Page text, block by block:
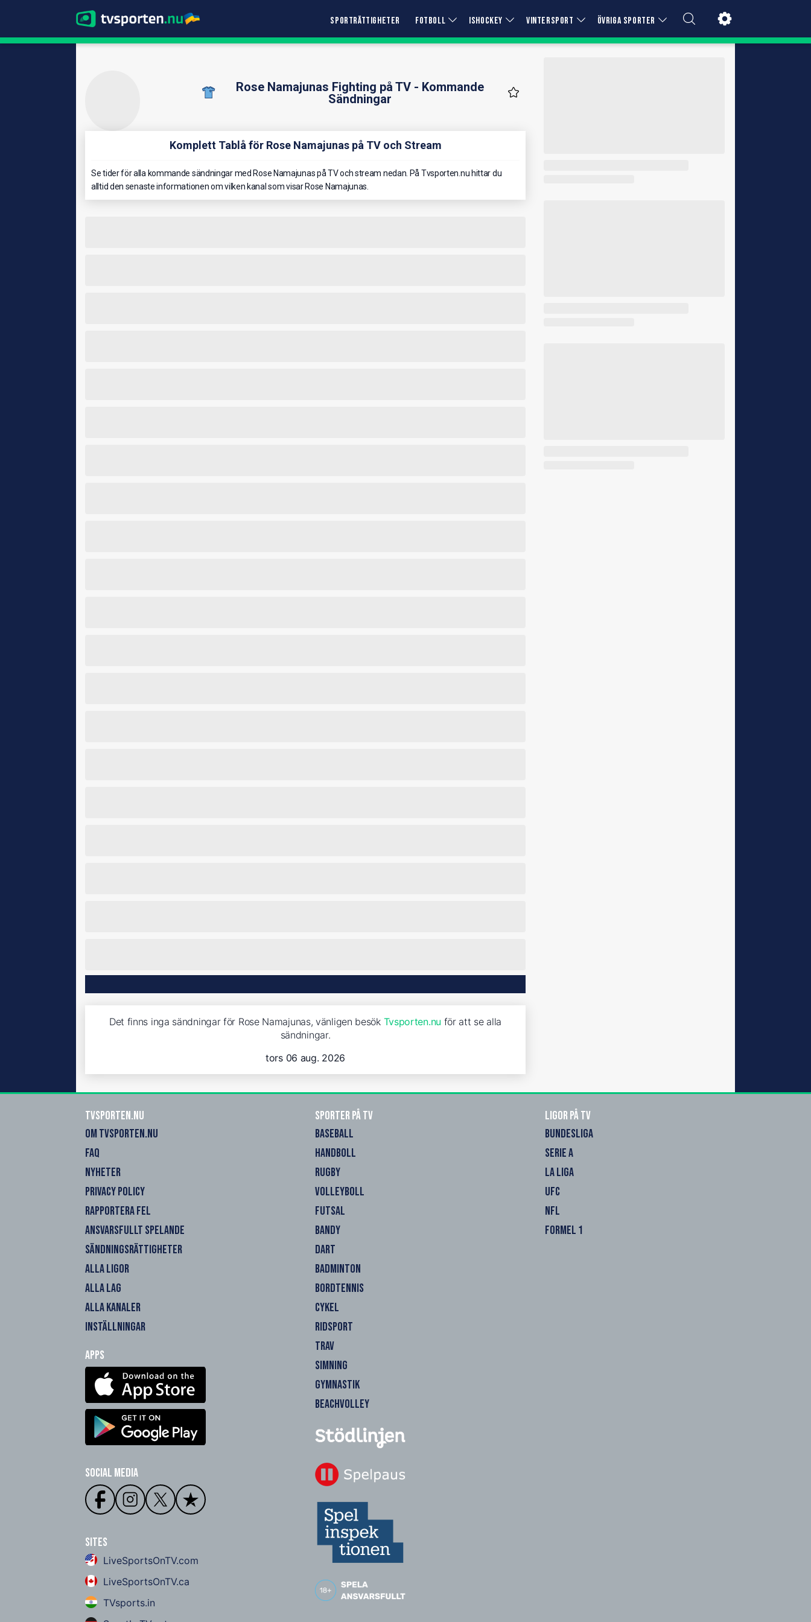
SPORTRÄTTIGHETER FOTBOLL ISHOCKEY VINTERSPORT ÖVRIGA SPORTER
Rose Namajunas Fighting på TV - Kommande
Sändningar
Komplett Tablå för Rose Namajunas på TV och Stream
Se tider för alla kommande sändningar med Rose Namajunas på TV och stream nedan. På Tvsporten.nu hittar du
alltid den senaste informationen om vilken kanal som visar Rose Namajunas.
Det finns inga sändningar för Rose Namajunas, vänligen besök Tvsporten.nu för att se alla
sändningar.
tors 06 aug. 2026
Tvsporten.nu
OM TVSPORTEN.NU
FAQ
NYHETER
PRIVACY POLICY
RAPPORTERA FEL
ANSVARSFULLT SPELANDE
SÄNDNINGSRÄTTIGHETER
ALLA LIGOR
ALLA LAG
ALLA KANALER
INSTÄLLNINGAR
Apps
Social Media
Sites
LiveSportsOnTV.com
LiveSportsOnTV.ca
TVsports.in
Sporter på TV
BASEBALL
HANDBOLL
RUGBY
VOLLEYBOLL
FUTSAL
BANDY
DART
BADMINTON
BORDTENNIS
CYKEL
RIDSPORT
TRAV
SIMNING
GYMNASTIK
BEACHVOLLEY
Ligor på TV
BUNDESLIGA
SERIE A
LA LIGA
UFC
NFL
FORMEL 1